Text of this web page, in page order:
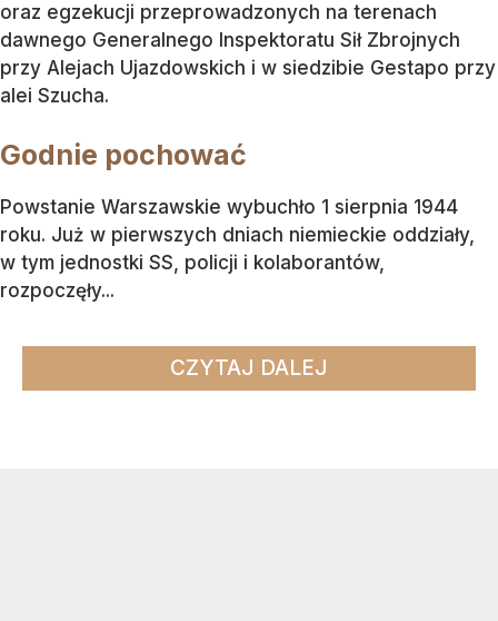
oraz egzekucji przeprowadzonych na terenach
dawnego Generalnego Inspektoratu Sił Zbrojnych
przy Alejach Ujazdowskich i w siedzibie Gestapo przy
alei Szucha.
Godnie pochować
Powstanie Warszawskie wybuchło 1 sierpnia 1944
roku. Już w pierwszych dniach niemieckie oddziały,
w tym jednostki SS, policji i kolaborantów,
rozpoczęły...
CZYTAJ DALEJ